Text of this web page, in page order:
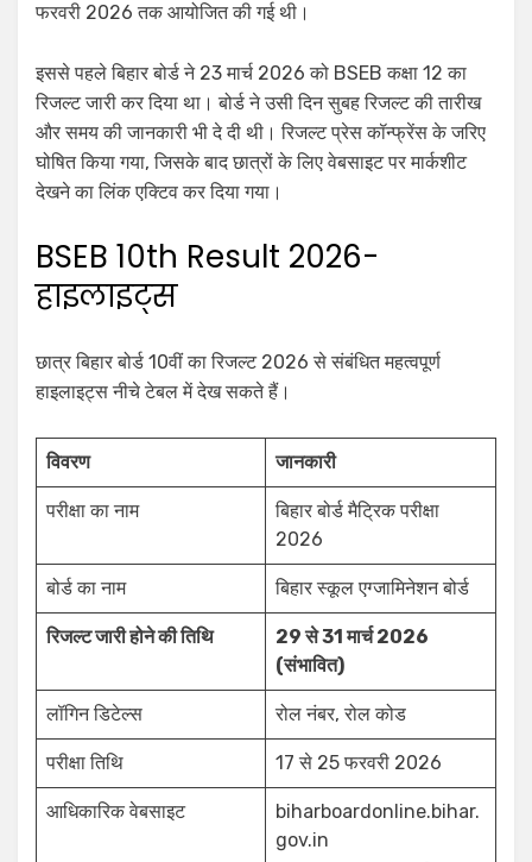
फरवरी 2026 तक आयोजित की गई थी।
इससे पहले बिहार बोर्ड ने 23 मार्च 2026 को BSEB कक्षा 12 का
रिजल्ट जारी कर दिया था। बोर्ड ने उसी दिन सुबह रिजल्ट की तारीख
और समय की जानकारी भी दे दी थी। रिजल्ट प्रेस कॉन्फ्रेंस के जरिए
घोषित किया गया, जिसके बाद छात्रों के लिए वेबसाइट पर मार्कशीट
देखने का लिंक एक्टिव कर दिया गया।
BSEB 10th Result 2026-
हाइलाइट्स
छात्र बिहार बोर्ड 10वीं का रिजल्ट 2026 से संबंधित महत्वपूर्ण
हाइलाइट्स नीचे टेबल में देख सकते हैं।
विवरण जानकारी
परीक्षा का नाम
बिहार बोर्ड मैट्रिक परीक्षा
2026
बोर्ड का नाम बिहार स्कूल एग्जामिनेशन बोर्ड
रिजल्ट जारी होने की तिथि
29 से 31 मार्च 2026
(संभावित)
लॉगिन डिटेल्स रोल नंबर, रोल कोड
परीक्षा तिथि 17 से 25 फरवरी 2026
आधिकारिक वेबसाइट
biharboardonline.bihar.
gov.in